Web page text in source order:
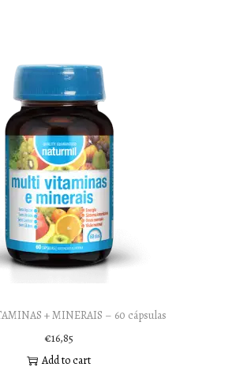
+ MINERAIS – 60 cápsulas
€16,85
Add to cart